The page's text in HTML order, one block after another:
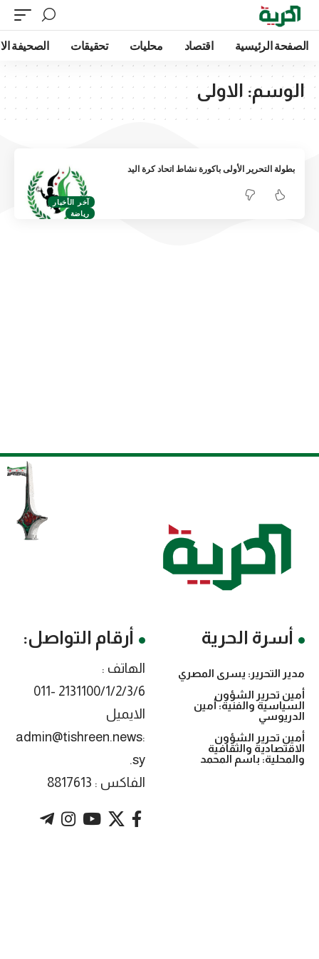
الصفحة الرئيسية اقتصاد محليات تحقيقات الصحيفة
الوسم: الاولى
آخر الأخبار
رياضة
بطولة التحرير الأولى باكورة نشاط اتحاد كرة اليد
أسرة الحرية
مدير التحرير: يسرى المصري
أمين تحرير الشؤون
السياسية والفنية: أمين
الدريوسي
أمين تحرير الشؤون
الاقتصادية والثقافية
والمحلية: باسم المحمد
أرقام التواصل:
الهاتف :
2131100/1/2/3/6 -011
الايميل
:admin@tishreen.news
.sy
الفاكس : 8817613